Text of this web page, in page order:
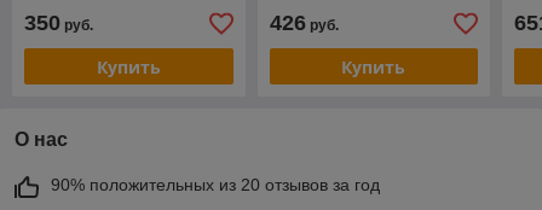
350 руб.
Купить
426руб.
Купить
О нас
90% положительных из 20 отзывов за год